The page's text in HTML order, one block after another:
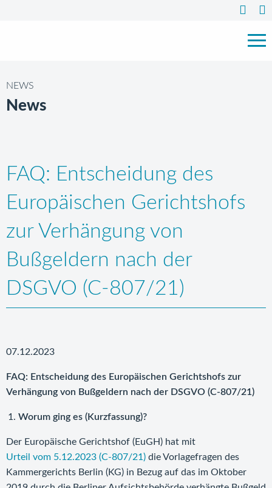
NEWS
News
FAQ: Entscheidung des
Europäischen Gerichtshofs
zur Verhängung von
Bußgeldern nach der
DSGVO (C-807/21)
07.12.2023
FAQ: Entscheidung des Europäischen Gerichtshofs zur
Verhängung von Bußgeldern nach der DSGVO (C-807/21)
Worum ging es (Kurzfassung)?
Der Europäische Gerichtshof (EuGH) hat mit
Urteil vom 5.12.2023 (C-807/21) die Vorlagefragen des
Kammergerichts Berlin (KG) in Bezug auf das im Oktober